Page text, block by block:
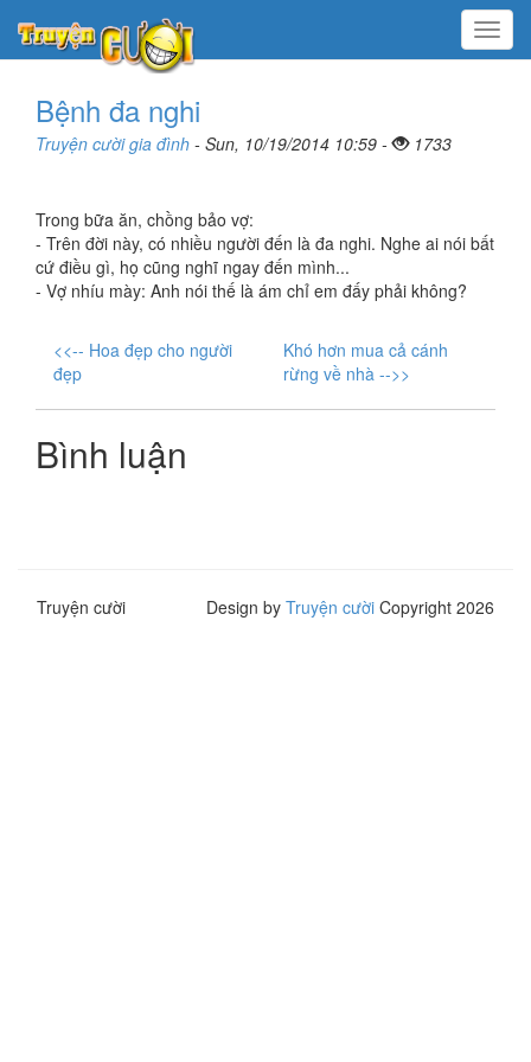
Menu
Bệnh đa nghi
Truyện cười gia đình - Sun, 10/19/2014 10:59 - 1733
Trong bữa ăn, chồng bảo vợ:
- Trên đời này, có nhiều người đến là đa nghi. Nghe ai nói bất
cứ điều gì, họ cũng nghĩ ngay đến mình...
- Vợ nhíu mày: Anh nói thế là ám chỉ em đấy phải không?
<<-- Hoa đẹp cho người
đẹp
Khó hơn mua cả cánh
rừng về nhà -->>
Bình luận
Truyện cười Design by Truyện cười Copyright 2026